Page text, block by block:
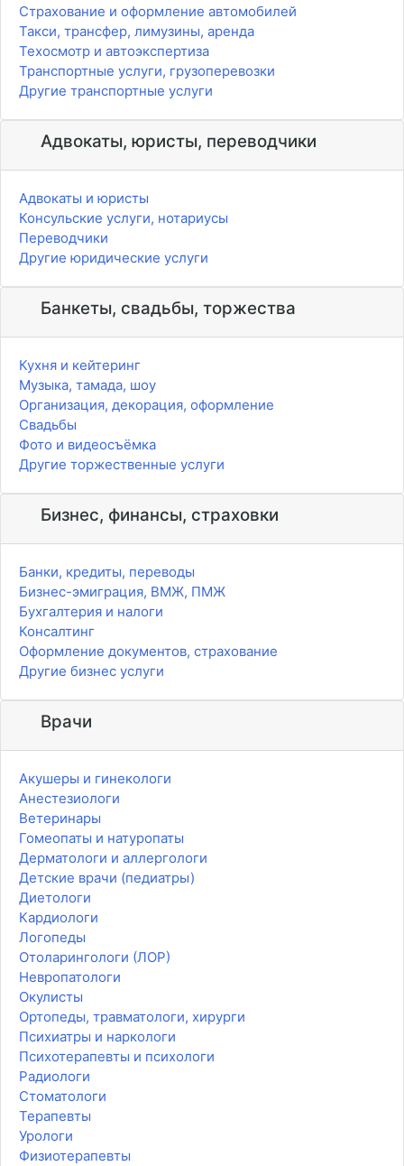
Страхование и оформление автомобилей
Такси, трансфер, лимузины, аренда
Техосмотр и автоэкспертиза
Транспортные услуги, грузоперевозки
Другие транспортные услуги
Адвокаты, юристы, переводчики
Адвокаты и юристы
Консульские услуги, нотариусы
Переводчики
Другие юридические услуги
Банкеты, свадьбы, торжества
Кухня и кейтеринг
Музыка, тамада, шоу
Организация, декорация, оформление
Свадьбы
Фото и видеосъёмка
Другие торжественные услуги
Бизнес, финансы, страховки
Банки, кредиты, переводы
Бизнес-эмиграция, ВМЖ, ПМЖ
Бухгалтерия и налоги
Консалтинг
Оформление документов, страхование
Другие бизнес услуги
Врачи
Акушеры и гинекологи
Анестезиологи
Ветеринары
Гомеопаты и натуропаты
Дерматологи и аллергологи
Детские врачи (педиатры)
Диетологи
Кардиологи
Логопеды
Отоларингологи (ЛОР)
Невропатологи
Окулисты
Ортопеды, травматологи, хирурги
Психиатры и наркологи
Психотерапевты и психологи
Радиологи
Стоматологи
Терапевты
Урологи
Физиотерапевты